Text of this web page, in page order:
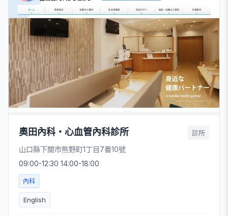
奧田內科・心血管內科診所 診所
山口縣下關市熊野町1丁目7番10號
09:00-12:30 14:00-18:00
內科
English